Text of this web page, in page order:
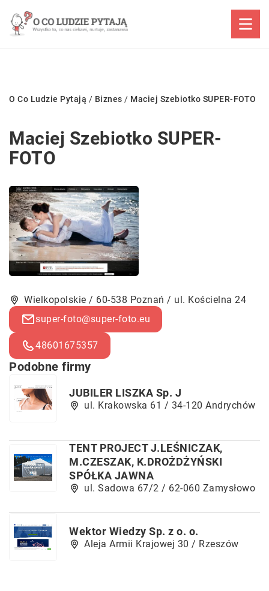
O Co Ludzie Pytają / Biznes / Maciej Szebiotko SUPER-FOTO
Maciej Szebiotko SUPER-
FOTO
Wielkopolskie / 60-538 Poznań / ul. Kościelna 24
super-foto@super-foto.eu
48601675357
Podobne firmy
JUBILER LISZKA Sp. J
ul. Krakowska 61 / 34-120 Andrychów
TENT PROJECT J.LEŚNICZAK,
M.CZESZAK, K.DROŻDŻYŃSKI
SPÓŁKA JAWNA
ul. Sadowa 67/2 / 62-060 Zamysłowo
Wektor Wiedzy Sp. z o. o.
Aleja Armii Krajowej 30 / Rzeszów